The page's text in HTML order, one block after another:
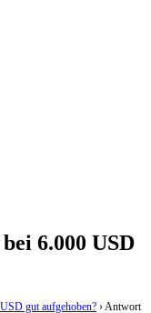
6.000 USD
gut aufgehoben? ›Antwort